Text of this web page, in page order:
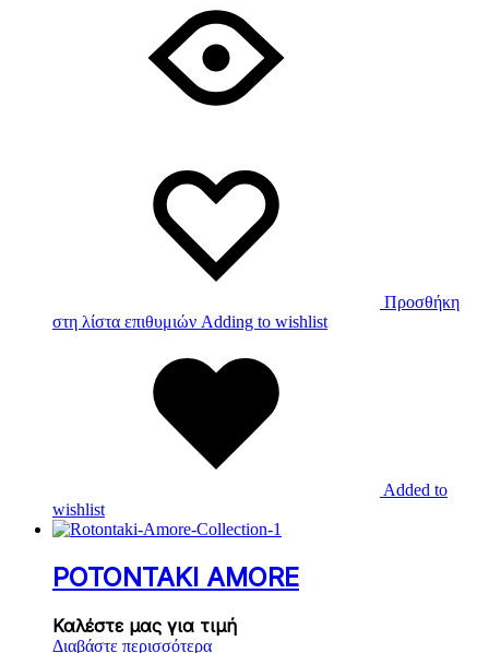
Προσθήκη
στη λίστα επιθυμιών Adding to wishlist
Added to
wishlist
ΡΟΤΟΝΤΑΚΙ AMORE
Καλέστε μας για τιμή
Διαβάστε περισσότερα